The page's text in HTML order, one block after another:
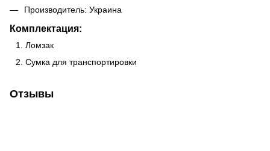
Производитель: Украина
Комплектация:
Ломзак
Сумка для транспортировки
Отзывы